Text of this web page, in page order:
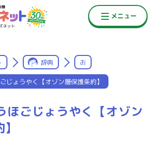
辞典 お
じょうやく【オゾン層保護条約】
ほごじょうやく【オゾン